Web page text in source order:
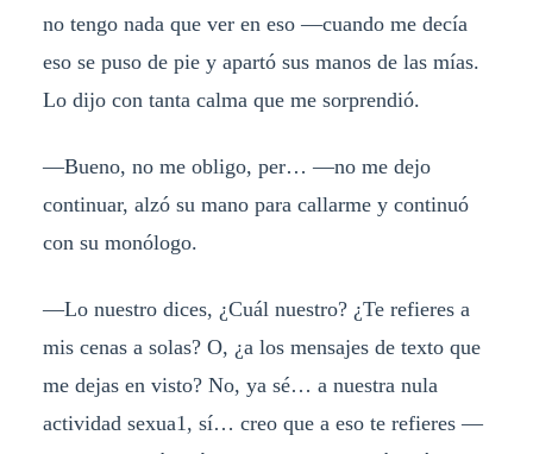
no tengo nada que ver en eso —cuando me decía
eso se puso de pie y apartó sus manos de las mías.
Lo dijo con tanta calma que me sorprendió.
—Bueno, no me obligo, per… —no me dejo
continuar, alzó su mano para callarme y continuó
con su monólogo.
—Lo nuestro dices, ¿Cuál nuestro? ¿Te refieres a
mis cenas a solas? O, ¿a los mensajes de texto que
me dejas en visto? No, ya sé… a nuestra nula
actividad sexua1, sí… creo que a eso te refieres —